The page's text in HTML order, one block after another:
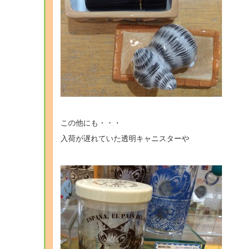
この他にも・・・
入荷が遅れていた透明キャニスターや